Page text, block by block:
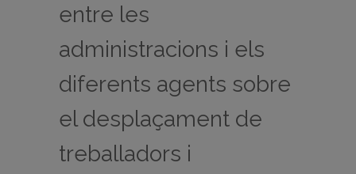
entre les
administracions i els
diferents agents sobre
el desplaçament de
treballadors i